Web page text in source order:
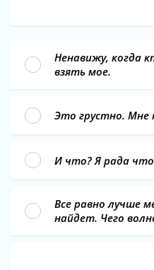
Ненавижу, когда
взять мое.
Это грустно. Мне
И что? Я рада что
Все равно лучше
найдет. Чего